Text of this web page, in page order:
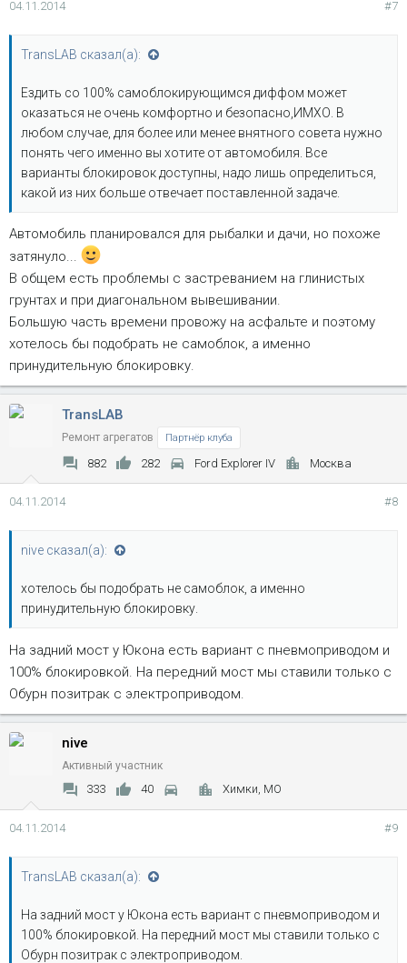
:
04.11.2014 #7
TransLAB сказал(а):
Ездить со 100% самоблокирующимся диффом может
оказаться не очень комфортно и безопасно,ИМХО. В
любом случае, для более или менее внятного совета нужно
понять чего именно вы хотите от автомобиля. Все
варианты блокировок доступны, надо лишь определиться,
какой из них больше отвечает поставленной задаче.
Автомобиль планировался для рыбалки и дачи, но похоже
затянуло...
В общем есть проблемы с застреванием на глинистых
грунтах и при диагональном вывешивании.
Большую часть времени провожу на асфальте и поэтому
хотелось бы подобрать не самоблок, а именно
принудительную блокировку.
TransLAB
Ремонт агрегатов Партнёр клуба
882 282 Ford Explorer IV Москва
04.11.2014 #8
nive сказал(а):
хотелось бы подобрать не самоблок, а именно
принудительную блокировку.
На задний мост у Юкона есть вариант с пневмоприводом и
100% блокировкой. На передний мост мы ставили только с
Обурн позитрак с электроприводом.
nive
Активный участник
333 40 Химки, МО
04.11.2014 #9
TransLAB сказал(а):
На задний мост у Юкона есть вариант с пневмоприводом и
100% блокировкой. На передний мост мы ставили только с
Обурн позитрак с электроприводом.